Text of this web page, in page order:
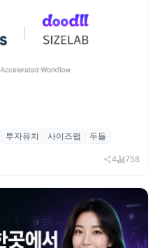
스트먼트로부터 시
투자유치 사이즈랩
두들
4 758